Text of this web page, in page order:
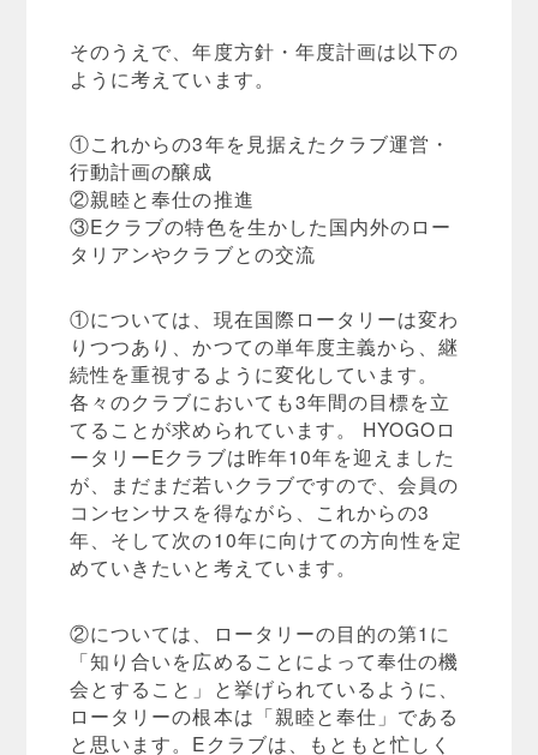
そのうえで、年度方針・年度計画は以下の
ように考えています。
①これからの3年を見据えたクラブ運営・
行動計画の醸成
②親睦と奉仕の推進
③Eクラブの特色を生かした国内外のロー
タリアンやクラブとの交流
①については、現在国際ロータリーは変わ
りつつあり、かつての単年度主義から、継
続性を重視するように変化しています。
各々のクラブにおいても3年間の目標を立
てることが求められています。 HYOGOロ
ータリーEクラブは昨年10年を迎えました
が、まだまだ若いクラブですので、会員の
コンセンサスを得ながら、これからの3
年、そして次の10年に向けての方向性を定
めていきたいと考えています。
②については、ロータリーの目的の第1に
「知り合いを広めることによって奉仕の機
会とすること」と挙げられているように、
ロータリーの根本は「親睦と奉仕」である
と思います。Eクラブは、もともと忙しく